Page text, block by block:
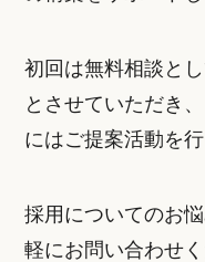
初回は無料相談と
とさせていただき
にはご提案活動を
採用についてのお
軽にお問い合わせく